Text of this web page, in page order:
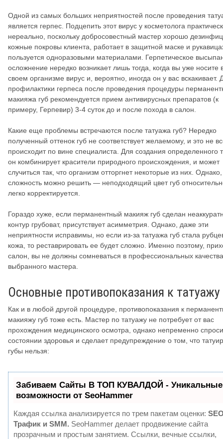
Одной из самых больших неприятностей после проведения
является герпес. Подцепить этот вирус у косметолога
нереально, поскольку добросовестный мастер хорошо
кожные покровы клиента, работает в защитной маске и
пользуется одноразовыми материалами. Герпетическое
осложнение нередко возникает лишь тогда, когда вы уже носите
своем организме вирус и, вероятно, иногда он у вас вскакивает.
профилактики герпеса после проведения процедуры
макияжа губ рекомендуется прием антивирусных препаратов (к
примеру, Герпевир) 3-4 суток до и после похода в салон.
Какие еще проблемы встречаются после татуажа губ? Нередко
полученный оттенок губ не соответствует желаемому, и это не
происходит по вине специалиста. Для создания определенного
он комбинирует красители природного происхождения, и может
случиться так, что организм отторгнет некоторые из них. Однако,
сложность можно решить — неподходящий цвет губ
легко корректируется.
Гораздо хуже, если перманентный макияж губ сделан
контур грубоват, присутствует асимметрия. Однако, даже эти
неприятности исправимы, но если из-за татуажа губ стала
кожа, то реставрировать ее будет сложно. Именно поэтому,
салон, вы не должны сомневаться в профессиональных
выбранного мастера.
Основные противопоказания к татуажу
Как и в любой другой процедуре, противопоказания к
макияжу губ тоже есть. Мастер по татуажу не потребует от вас
прохождения медицинского осмотра, однако непременно
состоянии здоровья и сделает предупреждение о том, что
губы нельзя:
Забиваем Сайты В ТОП КУВАЛДОЙ - Уникальные
возможности от SeoHammer
Каждая ссылка анализируется по трем пакетам оценки:
Трафик и SMM. SeoHammer делает продвижение сайта
прозрачным и простым занятием. Ссылки, вечные ссылки,